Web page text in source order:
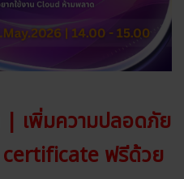
| เพิ่มความปลอดภัย
certificate ฟรีด้วย